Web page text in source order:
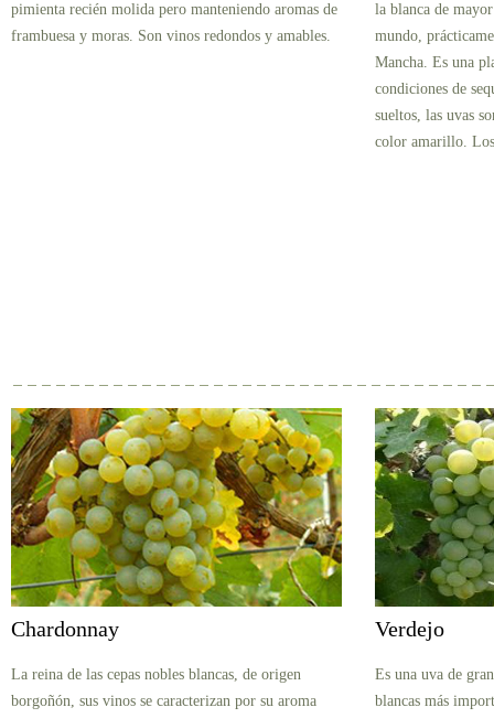
pimienta recién molida pero manteniendo aromas de
frambuesa y moras. Son vinos redondos y amables.
la blanca de
mundo,
Mancha. Es una
condiciones de
sueltos, las uvas
color amarillo.
Chardonnay
La reina de las cepas nobles blancas, de origen
borgoñón, sus vinos se caracterizan por su aroma
Verdejo
Es una uva de
blancas más